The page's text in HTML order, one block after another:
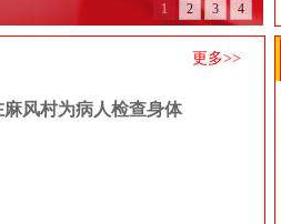
1 2 3 4
更多>>
麻风村为病人检查身体